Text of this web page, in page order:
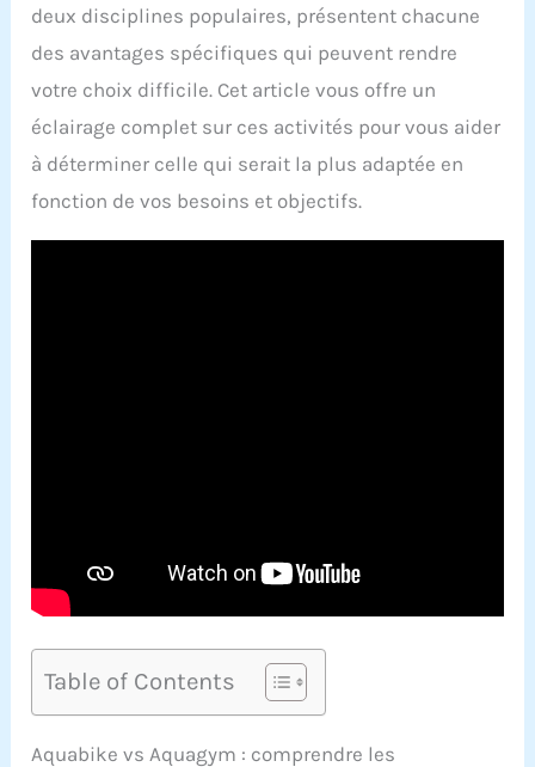
deux disciplines populaires, présentent chacune
des avantages spécifiques qui peuvent rendre
votre choix difficile. Cet article vous offre un
éclairage complet sur ces activités pour vous aider
à déterminer celle qui serait la plus adaptée en
fonction de vos besoins et objectifs.
Table of Contents
Aquabike vs Aquagym : comprendre les